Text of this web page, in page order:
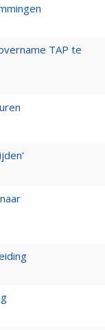
TAP te